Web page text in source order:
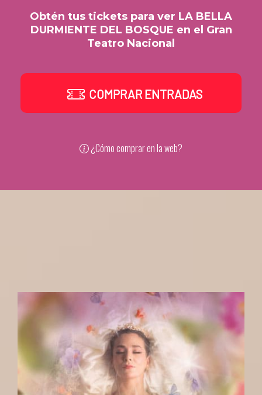
Obtén tus tickets para ver LA BELLA
DURMIENTE DEL BOSQUE en el Gran
Teatro Nacional
COMPRAR ENTRADAS
¿Cómo comprar en la web?